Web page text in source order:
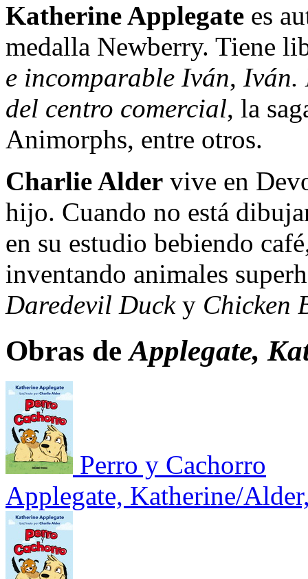
Katherine Applegate es
medalla Newberry. Tiene
e incomparable Iván, Iván.
del centro comercial, la
Animorphs, entre otros.
Charlie Alder vive en
hijo. Cuando no está
en su estudio bebiendo
inventando animales
Daredevil Ducky Chicken
Obras deApplegate,
Perro y Cachorro
Applegate, Katherine/